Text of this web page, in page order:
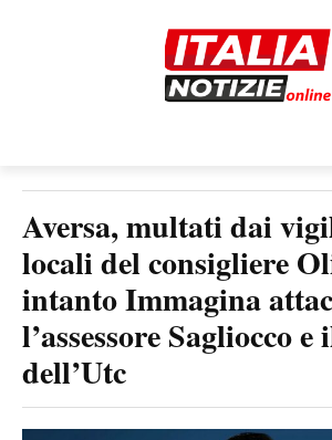
Aversa, multati dai
locali del consigliere
intanto Immagina
l’assessore Sagliocco e
dell’Utc